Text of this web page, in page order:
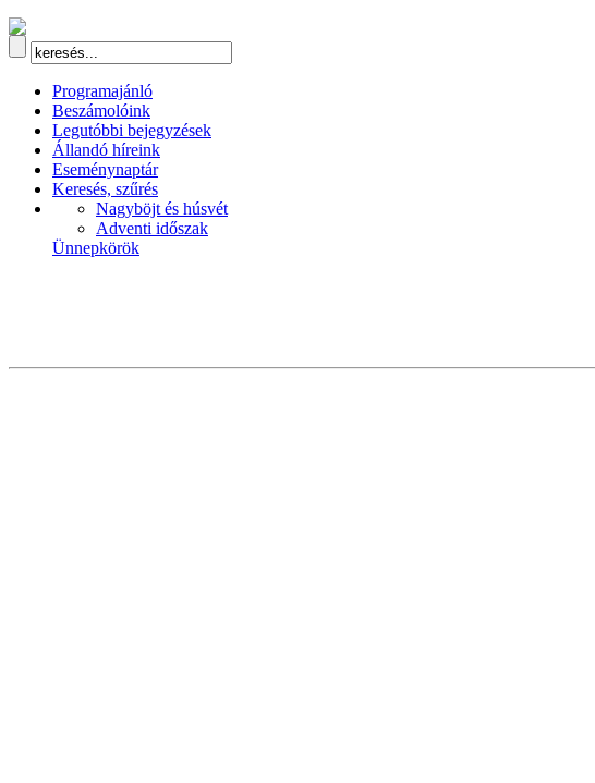
Programajánló
Beszámolóink
Legutóbbi bejegyzések
Állandó híreink
Eseménynaptár
Keresés, szűrés
Nagyböjt és húsvét
Adventi időszak
Ünnepkörök